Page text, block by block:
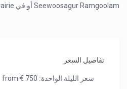
Seewoosagur Ramgoolam أو في Villa La Prairie
تفاصيل السعر
سعر الليلة الواحدة: